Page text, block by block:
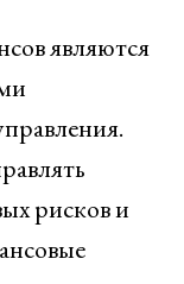
являются
рисков и